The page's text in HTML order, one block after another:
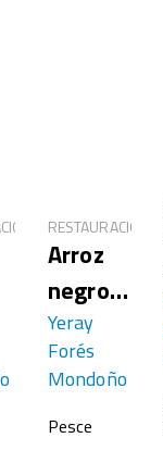
RESTAURACIÓN
Arroz
negro
de
sepia y
ajos
tiernos
Yeray
Forés
Mondoño
Pesce